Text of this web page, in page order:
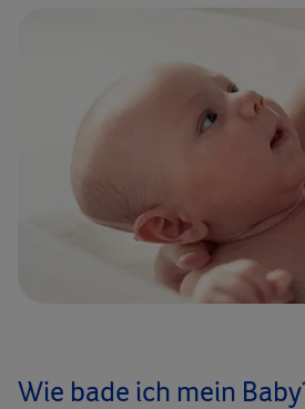
Wie bade ich mein